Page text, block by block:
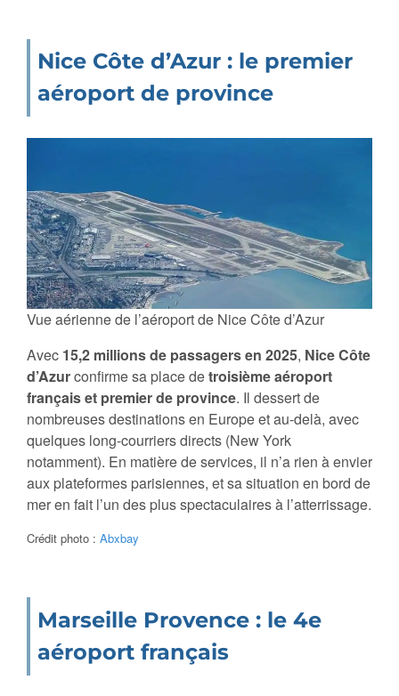
Nice Côte d’Azur : le premier
aéroport de province
Vue aérienne de l’aéroport de Nice Côte d’Azur
Avec 15,2 millions de passagers en 2025, Nice Côte
d’Azurconfirme sa place detroisième aéroport
français et premier de province. Il dessert de
nombreuses destinations en Europe et au-delà, avec
quelques long-courriers directs (New York
notamment). En matière de services, il n’a rien à envier
aux plateformes parisiennes, et sa situation en bord de
mer en fait l’un des plus spectaculaires à l’atterrissage.
Crédit photo : Abxbay
Marseille Provence : le 4e
aéroport français